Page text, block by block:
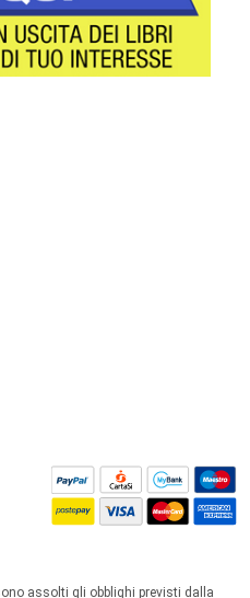
assolti gli obblighi previsti dalla